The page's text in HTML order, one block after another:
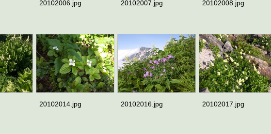
20102006.jpg 20102007.jpg 20102008.jpg
20102014.jpg 20102016.jpg 20102017.jpg